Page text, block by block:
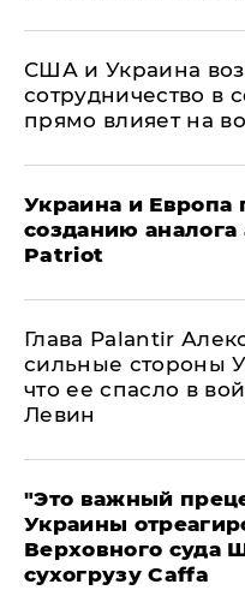
США и Украина
сотрудничество в
прямо влияет на
Украина и Европа
созданию
Patriot
Глава Palantir
сильные стороны
что ее спасло в
Левин
"Это важный
Украины
Верховного суда
сухогрузу Caffa